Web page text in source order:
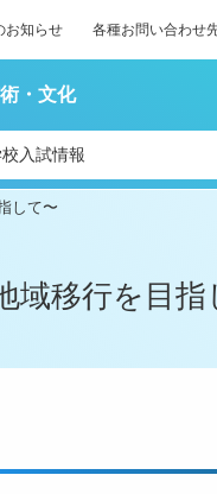
お知らせ 各種お問い合わせ
・文化
入試情報
して〜
域移行を目指